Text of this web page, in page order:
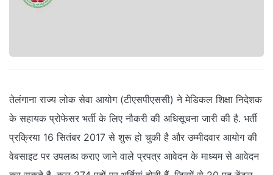
तेलंगाना राज्य लोक सेवा आयोग (टीएसपीएससी) ने मेडिकल शिक्षा निदेशक
के सहायक प्रोफेसर भर्ती के लिए नौकरी की अधिसूचना जारी की है. भर्ती
प्रक्रिया 16 सितंबर 2017 से शुरू हो चुकी है और उम्मीदवार आयोग की
वेबसाइट पर उपलब्ध कराए जाने वाले प्रपत्र आवेदन के माध्यम से आवेदन